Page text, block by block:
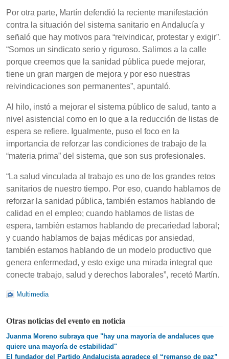
Por otra parte, Martín defendió la reciente manifestación
contra la situación del sistema sanitario en Andalucía y
señaló que hay motivos para “reivindicar, protestar y exigir”.
“Somos un sindicato serio y riguroso. Salimos a la calle
porque creemos que la sanidad pública puede mejorar,
tiene un gran margen de mejora y por eso nuestras
reivindicaciones son permanentes”, apuntaló.
Al hilo, instó a mejorar el sistema público de salud, tanto a
nivel asistencial como en lo que a la reducción de listas de
espera se refiere. Igualmente, puso el foco en la
importancia de reforzar las condiciones de trabajo de la
“materia prima” del sistema, que son sus profesionales.
“La salud vinculada al trabajo es uno de los grandes retos
sanitarios de nuestro tiempo. Por eso, cuando hablamos de
reforzar la sanidad pública, también estamos hablando de
calidad en el empleo; cuando hablamos de listas de
espera, también estamos hablando de precariedad laboral;
y cuando hablamos de bajas médicas por ansiedad,
también estamos hablando de un modelo productivo que
genera enfermedad, y esto exige una mirada integral que
conecte trabajo, salud y derechos laborales”, recetó Martín.
Multimedia
Otras noticias del evento en noticia
Juanma Moreno subraya que "hay una mayoría de andaluces que
quiere una mayoría de estabilidad"
El fundador del Partido Andalucista agradece el “remanso de paz”